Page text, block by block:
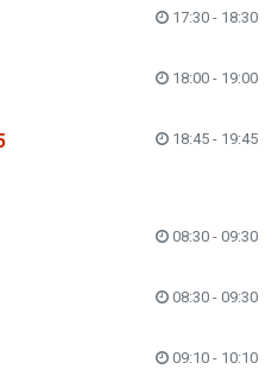
17:30 - 18:30
18:00 - 19:00
18:45 - 19:45
08:30 - 09:30
08:30 - 09:30
09:10 - 10:10